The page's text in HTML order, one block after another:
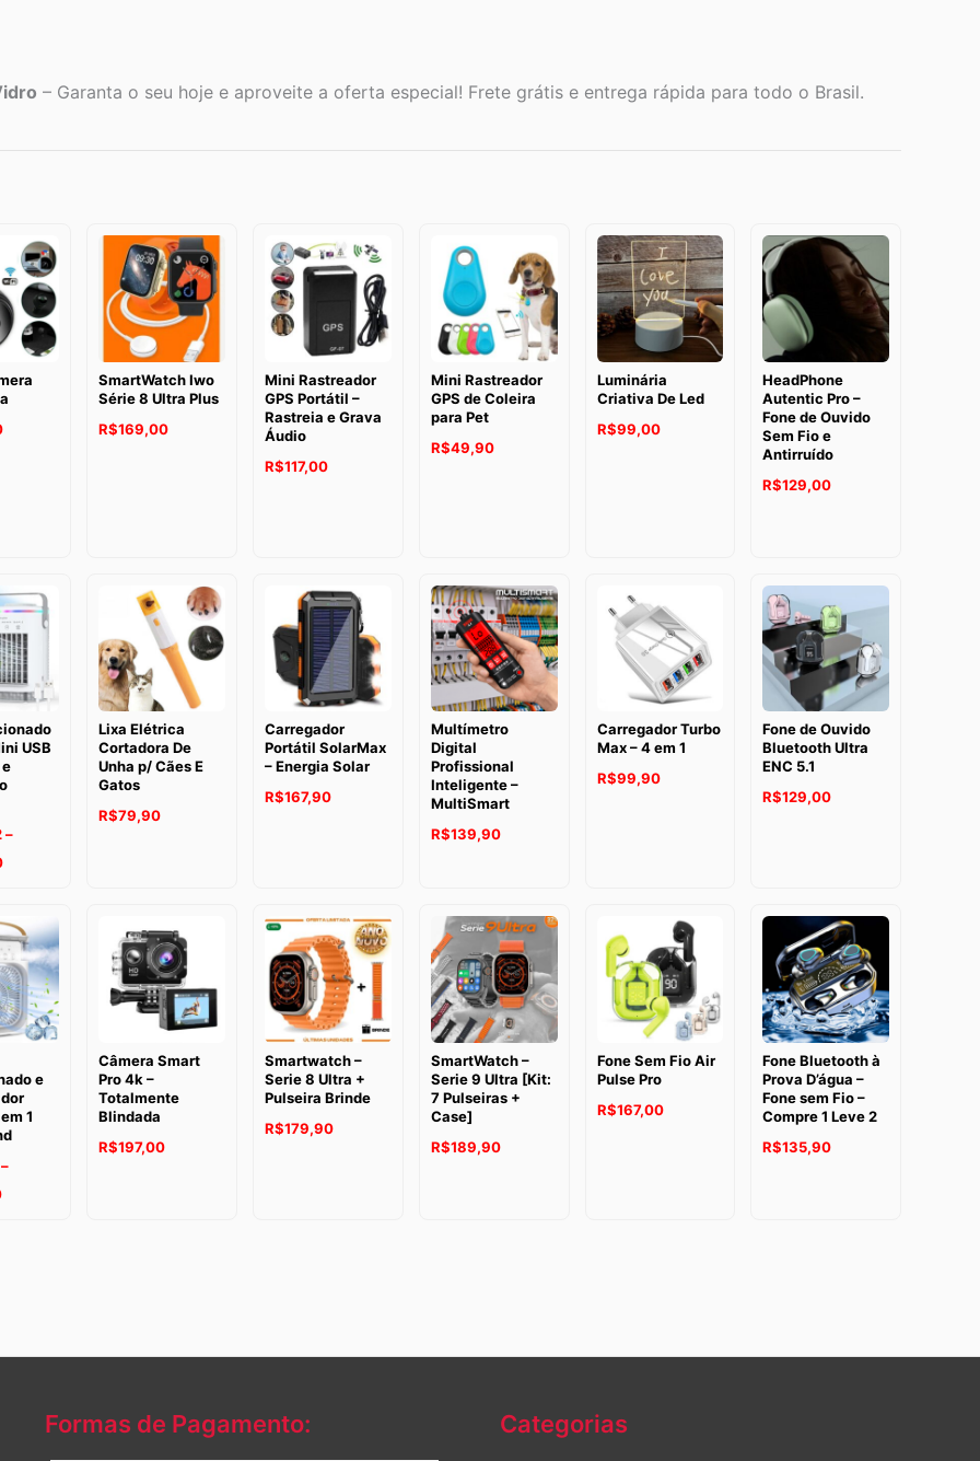
– Garanta o seu hoje e aproveite a oferta especial! Frete grátis e entrega rápida para todo o Brasil.
SmartWatch Iwo
Série 8 Ultra Plus
R$169,00
Mini Rastreador
GPS Portátil –
Rastreia e Grava
Áudio
R$117,00
Mini Rastreador
GPS de Coleira
para Pet
R$49,90
Luminária
Criativa De Led
R$99,00
HeadPhone
Autentic Pro –
Fone de Ouvido
Sem Fio e
Antirruído
R$129,00
USB
–
Faixa
preço:
R$255,92
através
R$319,90
Lixa Elétrica
Cortadora De
Unha p/ Cães E
Gatos
R$79,90
Carregador
Portátil SolarMax
– Energia Solar
R$167,90
Multímetro
Digital
Profissional
Inteligente –
MultiSmart
R$139,90
Carregador Turbo
Max – 4 em 1
R$99,90
Fone de Ouvido
Bluetooth Ultra
ENC 5.1
R$129,00
e
1
–
Faixa
Câmera Smart
Pro 4k –
Totalmente
Blindada
R$197,00
Smartwatch –
Serie 8 Ultra +
Pulseira Brinde
R$179,90
SmartWatch –
Serie 9 Ultra [Kit:
7 Pulseiras +
Case]
R$189,90
Fone Sem Fio Air
Pulse Pro
R$167,00
Fone Bluetooth à
Prova D’água –
Fone sem Fio –
Compre 1 Leve 2
R$135,90
Formas de Pagamento: Categorias